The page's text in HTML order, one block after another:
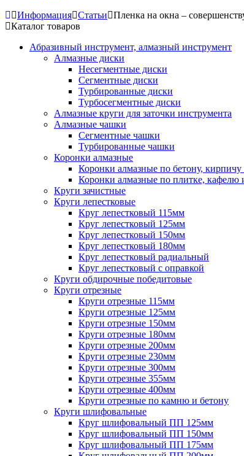
Информация Статьи
Пленка на окна –
Каталог товаров
Абразивный инструмент, алмазный инструмент
Алмазные диски
Несегментные диски
Сегментные диски
Турбированные диски
Турбосегментные диски
Алмазные круги для заточки инструмента
Алмазные чашки
Сегментные чашки
Турбированные чашки
Коронки алмазные
Коронки алмазные по бетону,
Коронки алмазные по плитке, кафелю
Круги зачистные
Круги лепестковые
Круг лепестковый 115мм
Круг лепестковый 125мм
Круг лепестковый 150мм
Круг лепестковый 180мм
Круг лепестковый радиальный
Круг лепестковый с оправкой
Круги обдирочные победитовые
Круги отрезные
Круги отрезные 115мм
Круги отрезные 125мм
Круги отрезные 150мм
Круги отрезные 180мм
Круги отрезные 200мм
Круги отрезные 230мм
Круги отрезные 300мм
Круги отрезные 355мм
Круги отрезные 400мм
Круги отрезные по камню и бетону
Круги шлифовальные
Круг шлифовальный ПП 125мм
Круг шлифовальный ПП 150мм
Круг шлифовальный ПП 175мм